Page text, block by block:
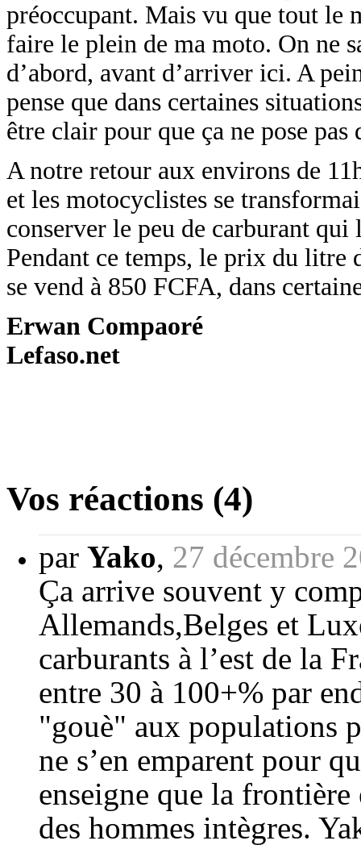
préoccupant. Mais vu que tout le
faire le plein de ma moto. On ne
d’abord, avant d’arriver ici. A
pense que dans certaines
être clair pour que ça ne pose
A notre retour aux environs de
et les motocyclistes se
conserver le peu de carburant qui
Pendant ce temps, le prix du litre
se vend à 850 FCFA, dans
Erwan Compaoré
Lefaso.net
Vos réactions (4)
par Yako, 27 décembre
Ça arrive souvent y
Allemands,Belges et
carburants à l’est de la
entre 30 à 100+% par
"gouè" aux populations
ne s’en emparent pour
enseigne que la
des hommes intègres.